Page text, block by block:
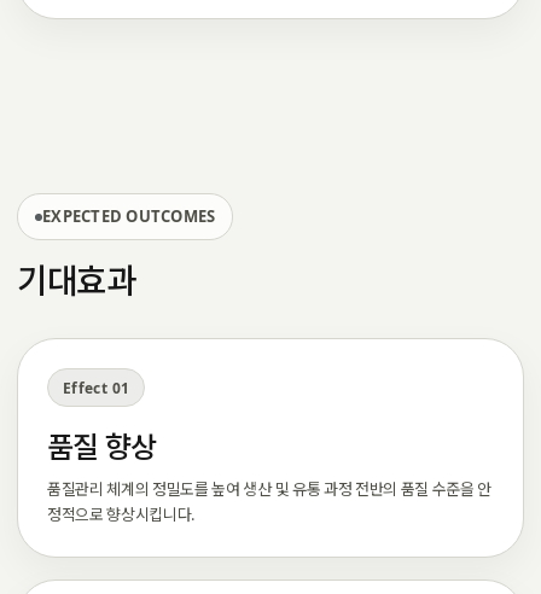
EXPECTED OUTCOMES
기대효과
Effect 01
품질 향상
품질관리 체계의 정밀도를 높여 생산 및 유통 과정 전반의 품질 수준을 안
정적으로 향상시킵니다.